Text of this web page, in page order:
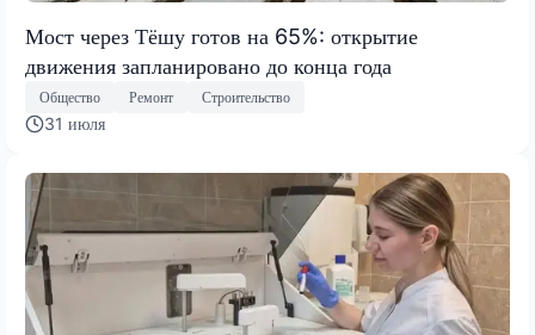
Мост через Тёшу готов на 65%: открытие
движения запланировано до конца года
Общество Ремонт Строительство
31 июля